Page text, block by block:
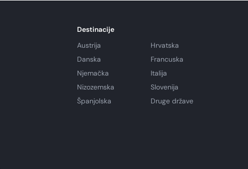
Destinacije
Austrija
Hrvatska
Danska
Francuska
Njemačka
Italija
Nizozemska
Slovenija
Španjolska
Druge države